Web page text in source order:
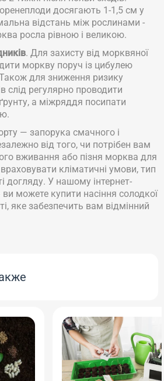
досягають 1-1,5 см у
відстань між рослинами -
росла рівною і великою.
. Для захисту від морквяної
моркву поруч із цибулею
для зниження ризику
слід регулярно проводити
а міжряддя посипати
— запорука смачного і
від того, чи потрібен вам
вживання або пізня морква для
кліматичні умови, тип
догляду. У нашому інтернет-
можете купити насіння солодкої
яке забезпечить вам відмінний